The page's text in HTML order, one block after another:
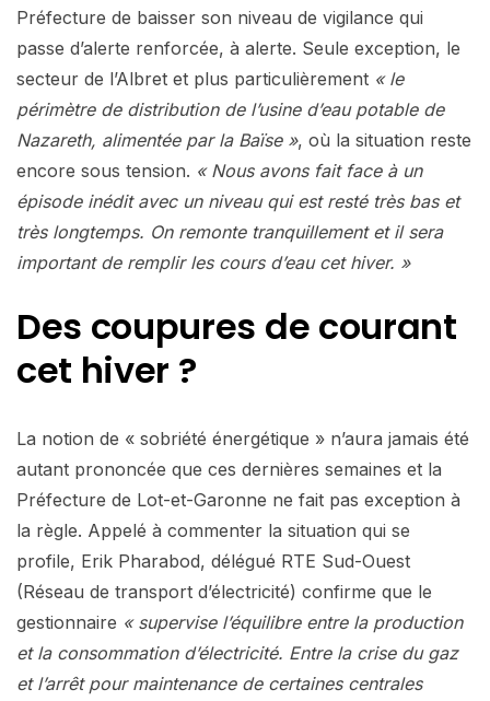
Préfecture de baisser son niveau de vigilance qui
passe d’alerte renforcée, à alerte. Seule exception, le
secteur de l’Albret et plus particulièrement « le
périmètre de distribution de l’usine d’eau potable de
Nazareth, alimentée par la Baïse », où la situation reste
encore sous tension. « Nous avons fait face à un
épisode inédit avec un niveau qui est resté très bas et
très longtemps. On remonte tranquillement et il sera
important de remplir les cours d’eau cet hiver. »
Des coupures de courant
cet hiver ?
La notion de « sobriété énergétique » n’aura jamais été
autant prononcée que ces dernières semaines et la
Préfecture de Lot-et-Garonne ne fait pas exception à
la règle. Appelé à commenter la situation qui se
profile, Erik Pharabod, délégué RTE Sud-Ouest
(Réseau de transport d’électricité) confirme que le
gestionnaire « supervise l’équilibre entre la production
et la consommation d’électricité. Entre la crise du gaz
et l’arrêt pour maintenance de certaines centrales